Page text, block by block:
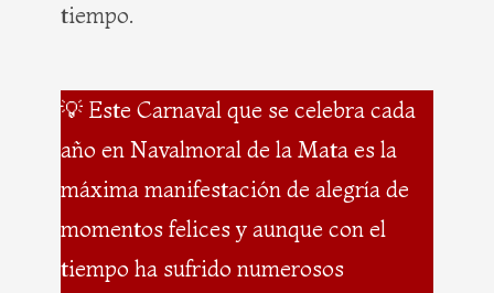
tiempo.
💡 Este Carnaval que se celebra cada
año en Navalmoral de la Mata es la
máxima manifestación de alegría de
momentos felices y aunque con el
tiempo ha sufrido numerosos